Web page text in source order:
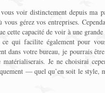
voir distinctement depuis ma
gérez vos entreprises.
cette capacité de voir à une
ce qui facilite également pour
dans votre bureau, je pourrais
Je ne choisirai
— quel qu’en soit le